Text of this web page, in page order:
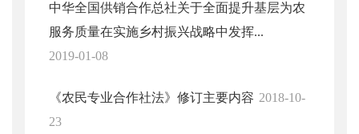
中华全国供销合作总社关于全面提升基层为农
服务质量在实施乡村振兴战略中发挥...
2019-01-08
《农民专业合作社法》修订主要内容 2018-10-
23